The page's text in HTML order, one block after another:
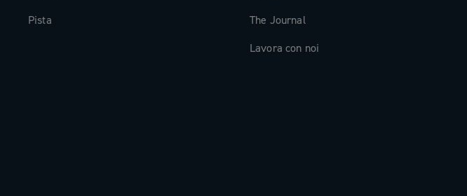
Pista
The Journal
Lavora con noi